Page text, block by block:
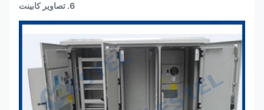
6. تصاویر کابینت